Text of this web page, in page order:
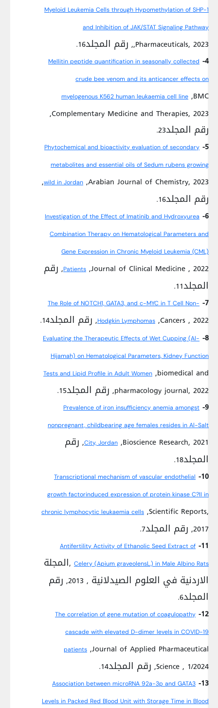
Myeloid Leukemia Cells through Hypomethylation of SHP-1
and Inhibition of JAK/STAT Signaling Pathway
,Pharmaceuticals, 2023, رقم المجلد16.
4-
Mellitin peptide quantification in seasonally collected
crude bee venom and its anticancer effects on
myelogenous K562 human leukaemia cell line ,BMC
Complementary Medicine and Therapies, 2023,
رقم المجلد23.
5-
Phytochemical and bioactivity evaluation of secondary
metabolites and essential oils of Sedum rubens growing
wild in Jordan
,Arabian Journal of Chemistry, 2023,
رقم المجلد16.
6-
Investigation of the Effect of Imatinib and Hydroxyurea
Combination Therapy on Hematological Parameters and
Gene Expression in Chronic Myeloid Leukemia (CML)
Patients,Journal of Clinical Medicine , 2022, رقم
المجلد11.
7-
The Role of NOTCH1, GATA3, and c-MYC in T Cell Non-
Hodgkin Lymphomas ,Cancers , 2022, رقم المجلد14.
8-
Evaluating the Therapeutic Effects of Wet Cupping (Al-
Hijamah) on Hematological Parameters, Kidney Function
Tests and Lipid Profile in Adult Women ,biomedical and
pharmacology journal, 2022, رقم المجلد15.
9-
Prevalence of iron insufficiency anemia amongst
nonpregnant, childbearing age females resides in Al-Salt
City, Jordan,Bioscience Research, 2021, رقم
المجلد18.
10-
Transcriptional mechanism of vascular endothelial
growth factorinduced expression of protein kinase C?II in
chronic lymphocytic leukaemia cells ,Scientific Reports,
2017, رقم المجلد7.
11-
Antifertility Activity of Ethanolic Seed Extract of
Celery (Apium graveolensL.) in Male Albino Rats ,المجلة
الاردنية في العلوم الصيدلانية , 2013, رقم
المجلد6.
12-
The correlation of gene mutation of coagulopathy
cascade with elevated D-dimer levels in COVID-19
patients ,Journal of Applied Pharmaceutical
Science , 1/2024, رقم المجلد14.
13-
Association between microRNA 92a-3p and GATA3
Levels in Packed Red Blood Unit with Storage Time in Blood